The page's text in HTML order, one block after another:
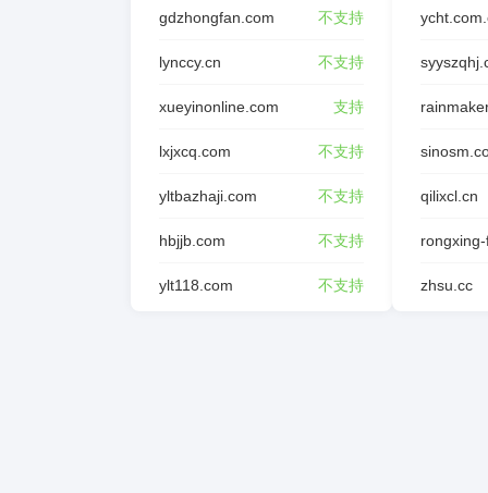
gdzhongfan.com 不支持
lynccy.cn 不支持
xueyinonline.com 支持
lxjxcq.com 不支持
yltbazhaji.com 不支持
hbjjb.com 不支持
ylt118.com 不支持
qilixcl.cn
zhsu.cc